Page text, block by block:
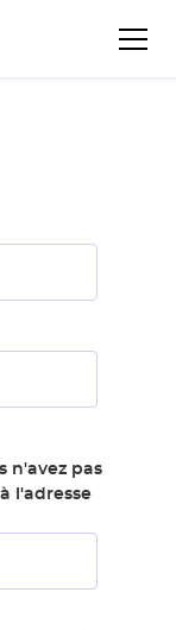
n'avez pas
l'adresse